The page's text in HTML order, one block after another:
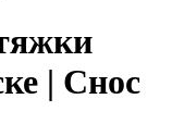
| Снос